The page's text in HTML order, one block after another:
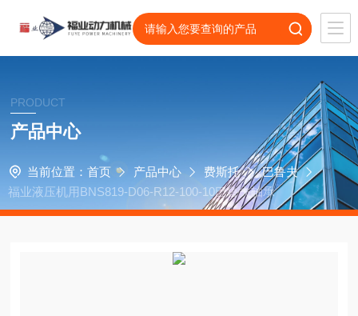
PRODUCT
产品中心
当前位置： 首页 产品中心 费斯托
巴鲁夫
福业液压机用BNS819-D06-R12-100-10巴鲁夫轴承